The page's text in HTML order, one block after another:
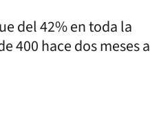
del 42% en toda la
400 hace dos meses a